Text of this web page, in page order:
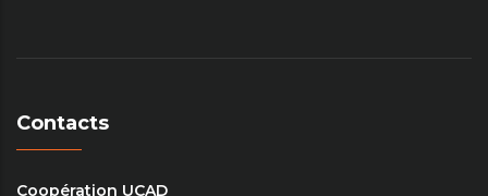
Contacts
Coopération UCAD